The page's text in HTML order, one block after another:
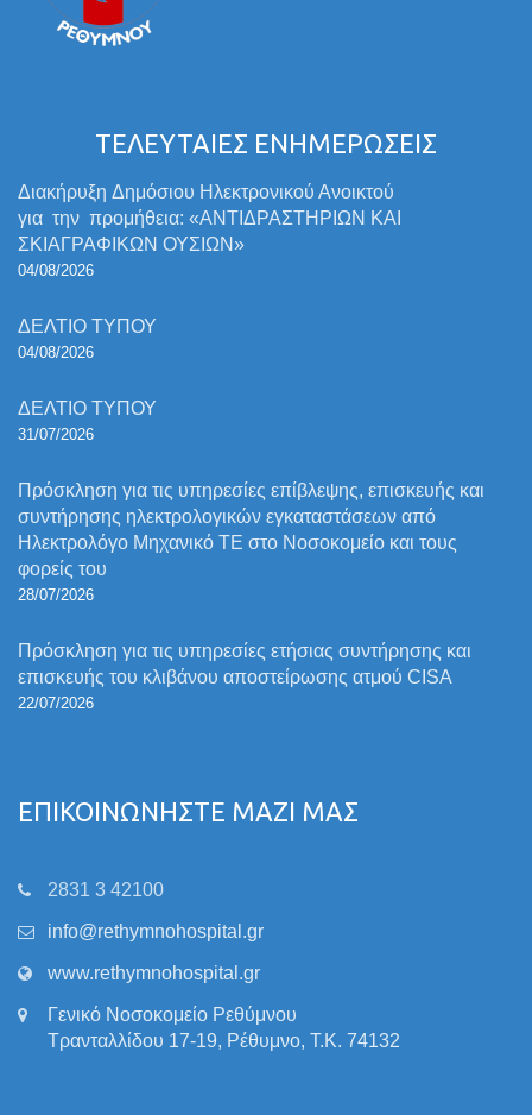
ΤΕΛΕΥΤΑΙΕΣ ΕΝΗΜΕΡΩΣΕΙΣ
Διακήρυξη Δημόσιου Ηλεκτρονικού Ανοικτού
για την προμήθεια: «ΑΝΤΙΔΡΑΣΤΗΡΙΩΝ ΚΑΙ
ΣΚΙΑΓΡΑΦΙΚΩΝ ΟΥΣΙΩΝ»
04/08/2026
ΔΕΛΤΙΟ ΤΥΠΟΥ
04/08/2026
ΔΕΛΤΙΟ ΤΥΠΟΥ
31/07/2026
Πρόσκληση για τις υπηρεσίες επίβλεψης, επισκευής και
συντήρησης ηλεκτρολογικών εγκαταστάσεων από
Ηλεκτρολόγο Μηχανικό ΤΕ στο Νοσοκομείο και τους
φορείς του
28/07/2026
Πρόσκληση για τις υπηρεσίες ετήσιας συντήρησης και
επισκευής του κλιβάνου αποστείρωσης ατμού CISA
22/07/2026
ΕΠΙΚΟΙΝΩΝΗΣΤΕ ΜΑΖΙ ΜΑΣ
2831 3 42100
info@rethymnohospital.gr
www.rethymnohospital.gr
Γενικό Νοσοκομείο Ρεθύμνου
Τρανταλλίδου 17-19, Ρέθυμνο, Τ.Κ. 74132